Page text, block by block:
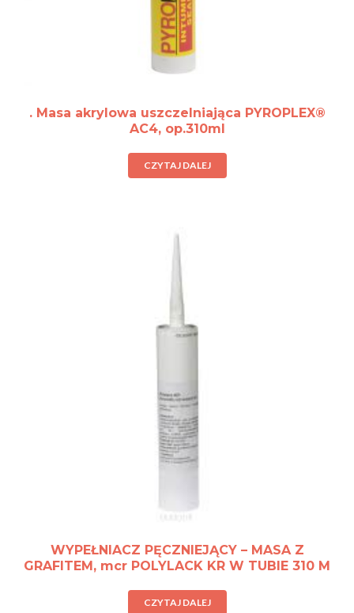
. Masa akrylowa uszczelniająca PYROPLEX®
AC4, op.310ml
CZYTAJ DALEJ
WYPEŁNIACZ PĘCZNIEJĄCY – MASA Z
GRAFITEM, mcr POLYLACK KR W TUBIE 310 M
CZYTAJ DALEJ